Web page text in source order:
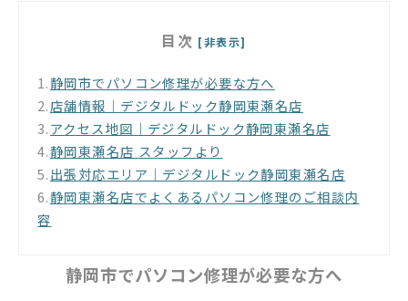
目次 [非表示]
1.静岡市でパソコン修理が必要な方へ
2.店舗情報｜デジタルドック静岡東瀬名店
3.アクセス地図｜デジタルドック静岡東瀬名店
4.静岡東瀬名店 スタッフより
5.出張対応エリア｜デジタルドック静岡東瀬名店
6.静岡東瀬名店でよくあるパソコン修理のご相談内
容
静岡市でパソコン修理が必要な方へ